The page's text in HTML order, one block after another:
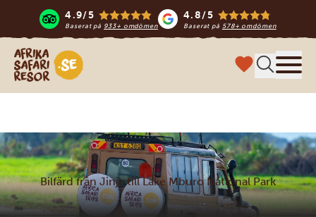
4.9/5
Baserat på 933+ omdömen
4.8/5
Baserat på 578+ omdömen
Safari-resor i Afrika
Bilfärd från Jinja till Lake Mburo National Park